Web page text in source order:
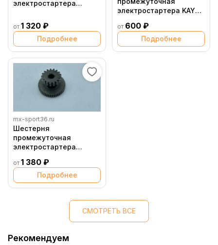
электростартера
большая
от 1 320 ₽
Подробнее
электростартера KAYO
(воздушный) см3
(P061035) CN
от 600 ₽
Подробнее
mx-sport36.ru
Шестерня
промежуточная
электростартера
от 1 380 ₽
Подробнее
СМОТРЕТЬ ВСЕ
Рекомендуем